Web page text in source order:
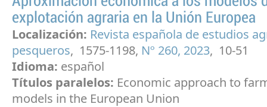
explotación agraria en la Unión Europea
Localización: Revista española de estudios
pesqueros, 1575-1198, Nº 260, 2023, 10-51
Idioma: español
Títulos paralelos: Economic approach to
models in the European Union